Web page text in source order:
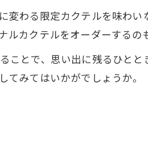
わる限定カクテルを味わい
カクテルをオーダーするの
とで、思い出に残るひとと
みてはいかがでしょうか。